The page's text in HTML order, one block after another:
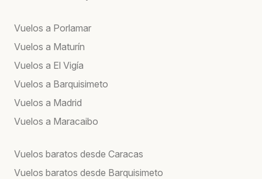
Vuelos a Porlamar
Vuelos a Maturín
Vuelos a El Vigía
Vuelos a Barquisimeto
Vuelos a Madrid
Vuelos a Maracaibo
Vuelos baratos desde Caracas
Vuelos baratos desde Barquisimeto